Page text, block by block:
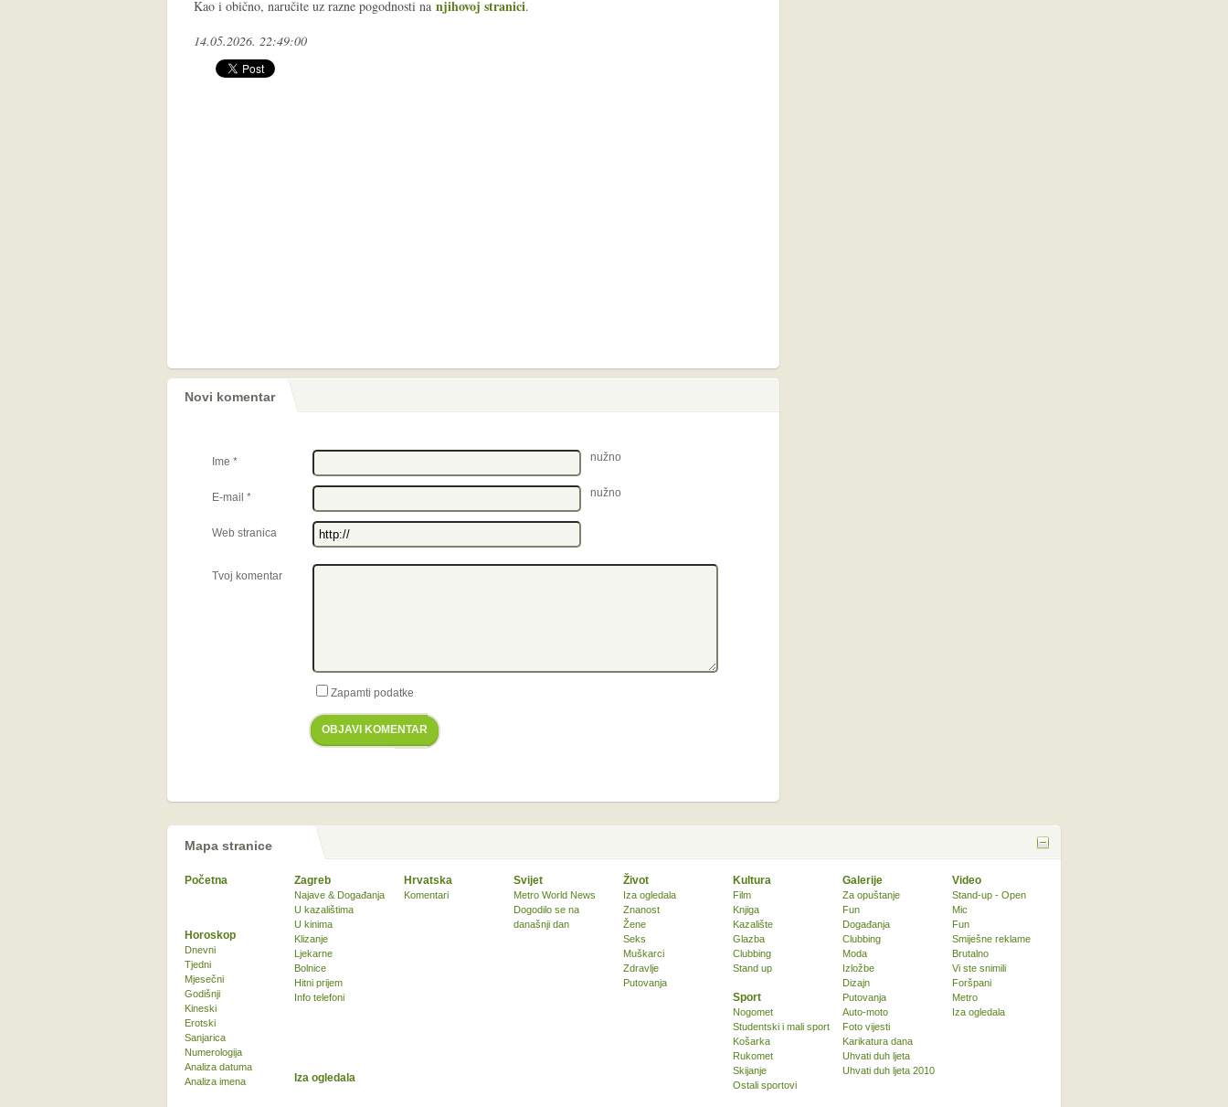
Kao i obično, naručite uz razne pogodnosti na njihovoj stranici.
14.05.2026. 22:49:00
Novi komentar
Ime * nužno
E-mail * nužno
Web stranica
Tvoj komentar
Zapamti podatke
OBJAVI KOMENTAR
Mapa stranice
Početna Zagreb
Najave & Događanja
U kazalištima
U kinima
Klizanje
Ljekarne
Bolnice
Hitni prijem
Info telefoni
Hrvatska
Komentari
Svijet
Metro World News
Dogodilo se na
današnji dan
Život
Iza ogledala
Znanost
Žene
Seks
Muškarci
Zdravlje
Putovanja
Kultura
Film
Knjiga
Kazalište
Glazba
Clubbing
Stand up
Sport
Nogomet
Studentski i mali sport
Košarka
Rukomet
Skijanje
Ostali sportovi
Horoskop
Dnevni
Tjedni
Mjesečni
Godišnji
Kineski
Erotski
Sanjarica
Numerologija
Analiza datuma
Analiza imena
Iza ogledala
Galerije
Za opuštanje
Fun
Događanja
Clubbing
Moda
Izložbe
Dizajn
Putovanja
Auto-moto
Foto vijesti
Karikatura dana
Uhvati duh ljeta
Uhvati duh ljeta 2010
Video
Stand-up - Open
Mic
Fun
Smiješne reklame
Brutalno
Vi ste snimili
Foršpani
Metro
Iza ogledala